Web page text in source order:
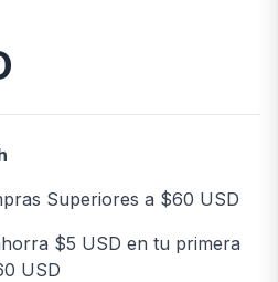
Superiores a $60 USD
$5 USD en tu primera
USD